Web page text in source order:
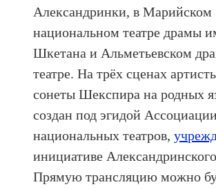
Александринки, в Марийском
национальном театре драмы
Шкетана и Альметьевском
театре. На трёх сценах
сонеты Шекспира на родных
создан под эгидой Ассоциации
национальных театров,
инициативе
Прямую трансляцию можно